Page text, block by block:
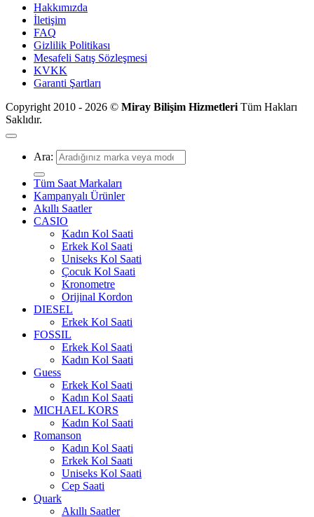
Hakkımızda
İletişim
FAQ
Gizlilik Politikası
Mesafeli Satış Sözleşmesi
KVKK
Garanti Şartları
Copyright 2010 - 2026 © Miray Bilişim Hizmetleri Tüm Hakları
Saklıdır.
Ara:
Tüm Saat Markaları
Kampanyalı Ürünler
Akıllı Saatler
CASIO
Kadın Kol Saati
Erkek Kol Saati
Uniseks Kol Saati
Çocuk Kol Saati
Kronometre
Orijinal Kordon
DIESEL
Erkek Kol Saati
FOSSIL
Erkek Kol Saati
Kadın Kol Saati
Guess
Erkek Kol Saati
Kadın Kol Saati
MICHAEL KORS
Kadın Kol Saati
Romanson
Kadın Kol Saati
Erkek Kol Saati
Uniseks Kol Saati
Cep Saati
Quark
Akıllı Saatler